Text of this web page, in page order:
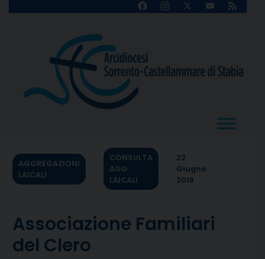
FacebookInstagram
X
YouTube
Feed
AGGREGAZIONI
LAICALI
CONSULTA
AGG.
LAICALI
22
Giugno
2018
Associazione Familiari
del Clero